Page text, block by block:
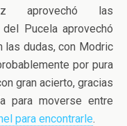
aprovechó las
Pucela aprovechó
las dudas, con Modric
por pura
gran acierto, gracias
para moverse entre
para encontrarle.